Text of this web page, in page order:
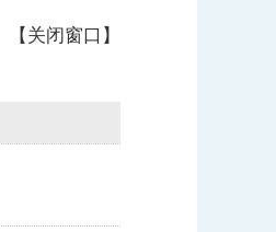
【关闭窗口】